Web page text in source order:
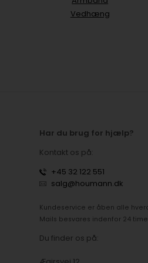
Vedhæng
Har du brug for hjælp?
Kontakt os på:
+45 32 122 551
salg@houmann.dk
Kundeservice er åben alle
Mails besvares indenfor 24
Du finder os på: